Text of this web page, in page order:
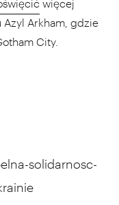
więcej
Arkham, gdzie
City.
solidarnosc-